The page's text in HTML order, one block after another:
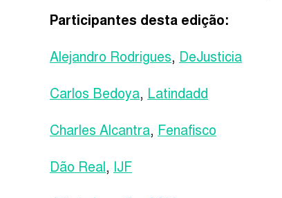
Participantes desta edição:
Alejandro Rodrigues, DeJusticia
Carlos Bedoya, Latindadd
Charles Alcantra, Fenafisco
Dão Real, IJF